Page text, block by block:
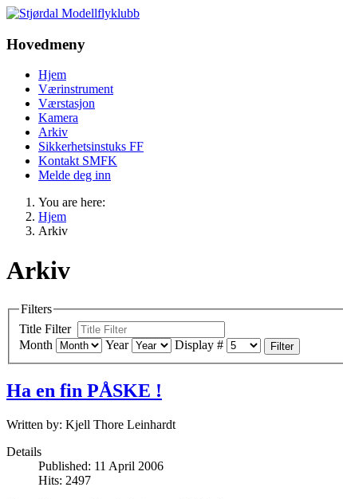
Hovedmeny
Hjem
Værinstrument
Værstasjon
Kamera
Arkiv
Sikkerhetsinstuks FF
Kontakt SMFK
Melde deg inn
You are here:
Hjem
Arkiv
Arkiv
Filters
Title Filter
Month
Year Display # Filter
Ha en fin PÅSKE !
Written by: Kjell Thore Leinhardt
Details
Published: 11 April 2006
Hits: 2497